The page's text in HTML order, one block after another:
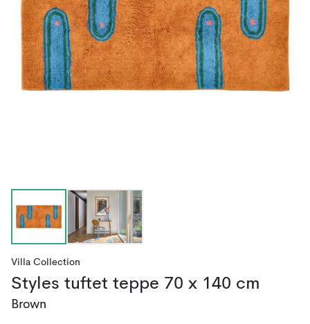
Villa Collection
Styles tuftet teppe 70 x 140 cm
Brown